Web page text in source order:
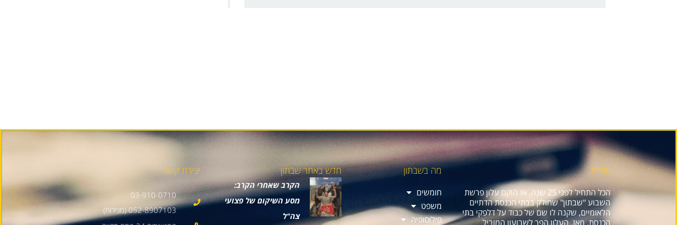
אודות
הכל התחיל לפני 25 שנה, אז הוקם עלון פרשת
השבוע "שבתון" שחולק בבתי הכנסת הדתיים
הלאומיים, שקנה לו שם של כבוד על דלפקי בתי
הכנסת. מאז, העלון הפך לשבועון המוביל
מה בשבתון
חומשים
משפט
פילוסופיה
חדש באתר שבתון
הקרב שאחרי הקרב:
מסע השיקום של פצועי
צה"ל
יצירת קשר
03-910-0710
052-8907103 (מכירות)